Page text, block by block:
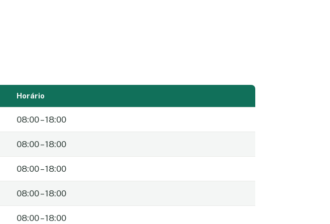
Horário
08:00 – 18:00
08:00 – 18:00
08:00 – 18:00
08:00 – 18:00
08:00 – 18:00